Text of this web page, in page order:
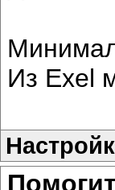
Из Exel